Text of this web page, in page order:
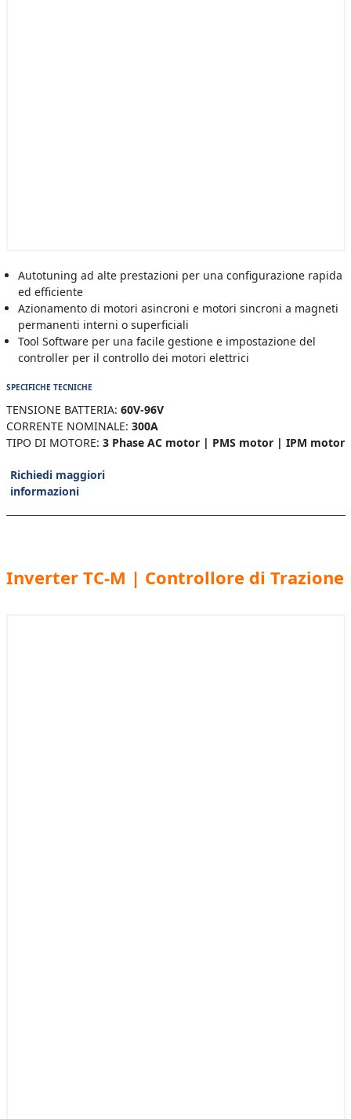
Autotuning ad alte prestazioni per una configurazione rapida
ed efficiente
Azionamento di motori asincroni e motori sincroni a magneti
permanenti interni o superficiali
Tool Software per una facile gestione e impostazione del
controller per il controllo dei motori elettrici
SPECIFICHE TECNICHE
TENSIONE BATTERIA: 60V-96V
CORRENTE NOMINALE: 300A
TIPO DI MOTORE: 3 Phase AC motor | PMS motor | IPM motor
Richiedi maggiori
informazioni
Inverter TC-M | Controllore di Trazione